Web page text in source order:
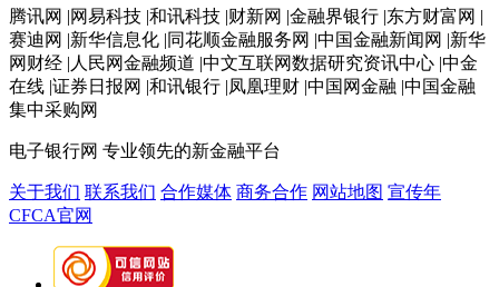
腾讯网 |网易科技 |和讯科技 |财新网 |金融界银行 |东方财富网 |
赛迪网 |新华信息化 |同花顺金融服务网 |中国金融新闻网 |新华
网财经 |人民网金融频道 |中文互联网数据研究资讯中心 |中金
在线 |证券日报网 |和讯银行 |凤凰理财 |中国网金融 |中国金融
集中采购网
电子银行网 专业领先的新金融平台
关于我们 联系我们 合作媒体 商务合作 网站地图 宣传年
CFCA官网